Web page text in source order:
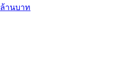
ล้านบาท